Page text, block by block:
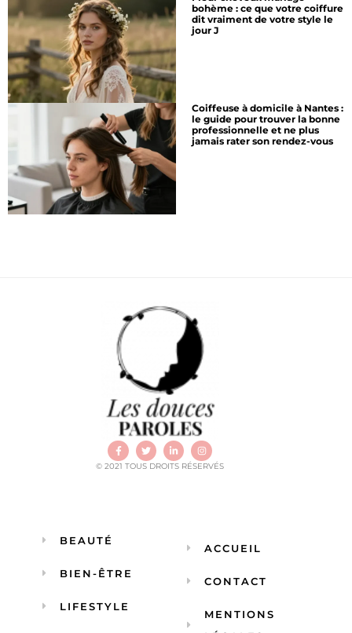
bohème : ce que votre coiffure
dit vraiment de votre style le
jour J
Coiffeuse à domicile à Nantes :
le guide pour trouver la bonne
professionnelle et ne plus
jamais rater son rendez-vous
© 2021 TOUS DROITS RÉSERVÉS
BEAUTÉ
BIEN-ÊTRE
LIFESTYLE
ACCUEIL
CONTACT
MENTIONS